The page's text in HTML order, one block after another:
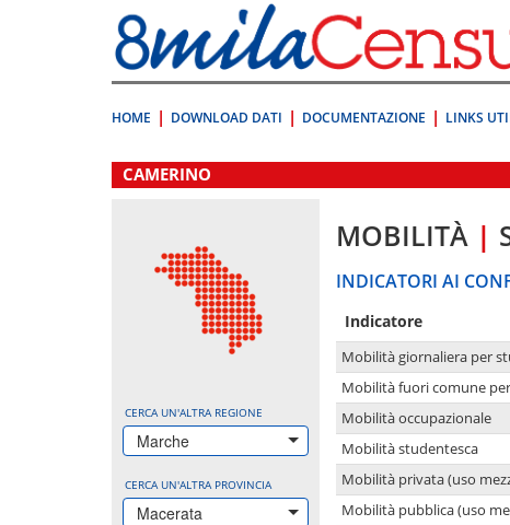
direttamente
a:
Contenuto
HOME DOWNLOAD DATI DOCUMENTAZIONE LINKS
.
CAMERINO
CERCA UN'ALTRA REGIONE
Marche
CERCA UN'ALTRA PROVINCIA
Macerata
MOBILITÀ |
INDICATORI AI
Indicatore
Mobilità giornaliera per
Mobilità fuori comune
Mobilità occupazionale
Mobilità studentesca
Mobilità privata (uso
Mobilità pubblica (uso